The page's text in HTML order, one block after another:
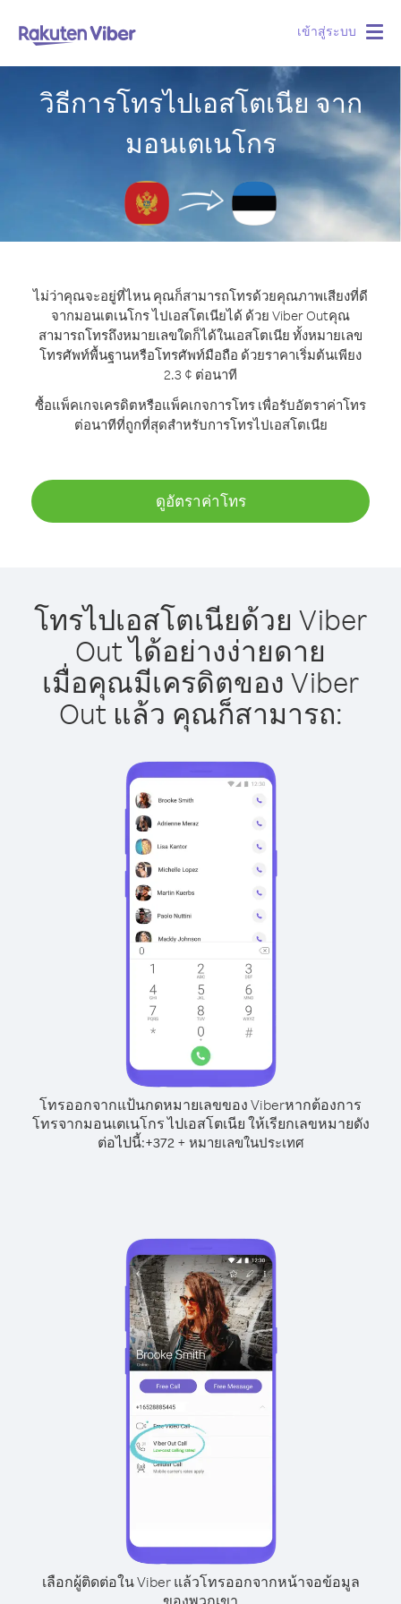
เข้าสู่ระบบ
วิธีการโทรไปเอสโตเนีย จาก
มอนเตเนโกร
ไม่ว่าคุณจะอยู่ที่ไหน คุณก็สามารถโทรด้วยคุณภาพเสียงที่ดี
จากมอนเตเนโกร ไปเอสโตเนียได้ ด้วย Viber Outคุณ
สามารถโทรถึงหมายเลขใดก็ได้ในเอสโตเนีย ทั้งหมายเลข
โทรศัพท์พื้นฐานหรือโทรศัพท์มือถือ ด้วยราคาเริ่มต้นเพียง
2.3 ¢ ต่อนาที
ซื้อแพ็คเกจเครดิตหรือแพ็คเกจการโทร เพื่อรับอัตราค่าโทร
ต่อนาทีที่ถูกที่สุดสำหรับการโทรไปเอสโตเนีย
ดูอัตราค่าโทร
โทรไปเอสโตเนียด้วย Viber
Out ได้อย่างง่ายดาย
เมื่อคุณมีเครดิตของ Viber
Out แล้ว คุณก็สามารถ:
โทรออกจากแป้นกดหมายเลขของ Viberหากต้องการ
โทรจากมอนเตเนโกร ไปเอสโตเนีย ให้เรียกเลขหมายดัง
ต่อไปนี้:+372+ หมายเลขในประเทศ
เลือกผู้ติดต่อใน Viber แล้วโทรออกจากหน้าจอข้อมูล
ของพวกเขา